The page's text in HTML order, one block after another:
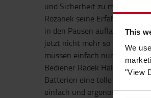
This
We
"View
und Sicherheit zu
Rozanek seine Erfahrungen
in den Pausen aufladen, also
jetzt nicht mehr so unter
müssen einfach nur den
Bediener Radek Haken
Batterien eine tolle Sache, da
einfach und ergonomisch ist.